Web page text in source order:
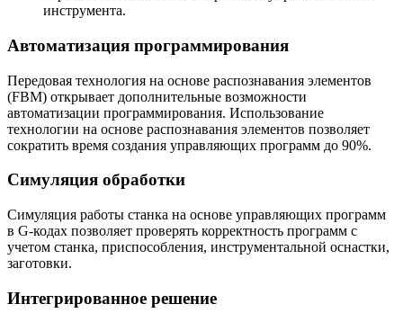
инструмента.
Автоматизация программирования
Передовая технология на основе распознавания элементов
(FBM) открывает дополнительные возможности
автоматизации программирования. Использование
технологии на основе распознавания элементов позволяет
сократить время создания управляющих программ до 90%.
Симуляция обработки
Симуляция работы станка на основе управляющих программ
в G-кодах позволяет проверять корректность программ с
учетом станка, приспособления, инструментальной оснастки,
заготовки.
Интегрированное решение